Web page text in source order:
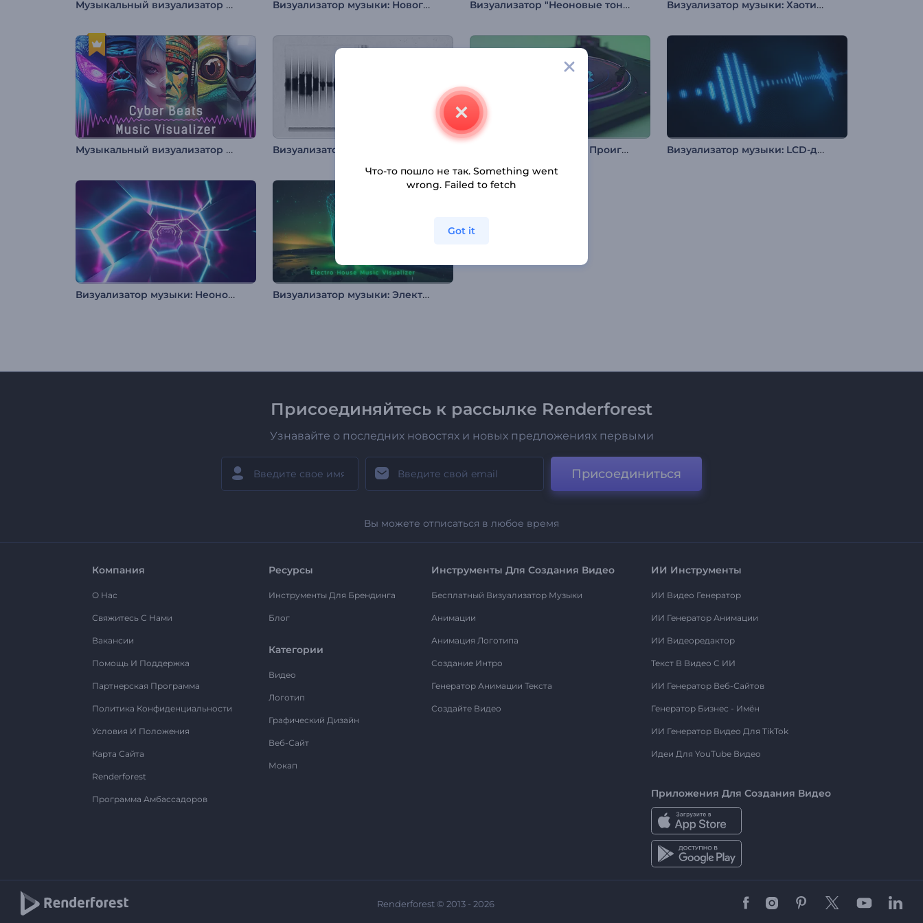
Музыкальный визуализатор "Ритмичные биты" Визуализатор музыки: Новогодняя вечеринка Визуализатор "Неоновые тоннели" Визуализатор музыки: Хаотичный глитч
Музыкальный визуализатор "Кибер Биты" Визуализация музыки Проигрыватель Визуализатор музыки: LCD-дисплей
Визуализатор музыки: Неоновая петля Визуализатор музыки: Электро дабстеп
Присоединяйтесь к рассылке Renderforest
Узнавайте о последних новостях и новых предложениях первыми
Присоединиться
Вы можете отписаться в любое время
Компания
О Нас
Свяжитесь С Нами
Вакансии
Помощь И Поддержка
Партнерская Программа
Политика Конфиденциальности
Условия И Положения
Карта Сайта
Renderforest
Программа Амбассадоров
Ресурсы
Инструменты Для Брендинга
Блог
Категории
Видео
Логотип
Графический Дизайн
Веб-Сайт
Мокап
Инструменты Для Создания Видео
Бесплатный Визуализатор Музыки
Анимации
Анимация Логотипа
Создание Интро
Генератор Анимации Текста
Создайте Видео
ИИ Инструменты
ИИ Видео Генератор
ИИ Генератор Анимации
ИИ Видеоредактор
Текст В Видео С ИИ
ИИ Генератор Веб-Сайтов
Генератор Бизнес - Имён
ИИ Генератор Видео Для TikTok
Идеи Для YouTube Видео
Приложения Для Создания Видео
Renderforest © 2013 - 2026
Что-то пошло не так. Something went
wrong. Failed to fetch
Got it